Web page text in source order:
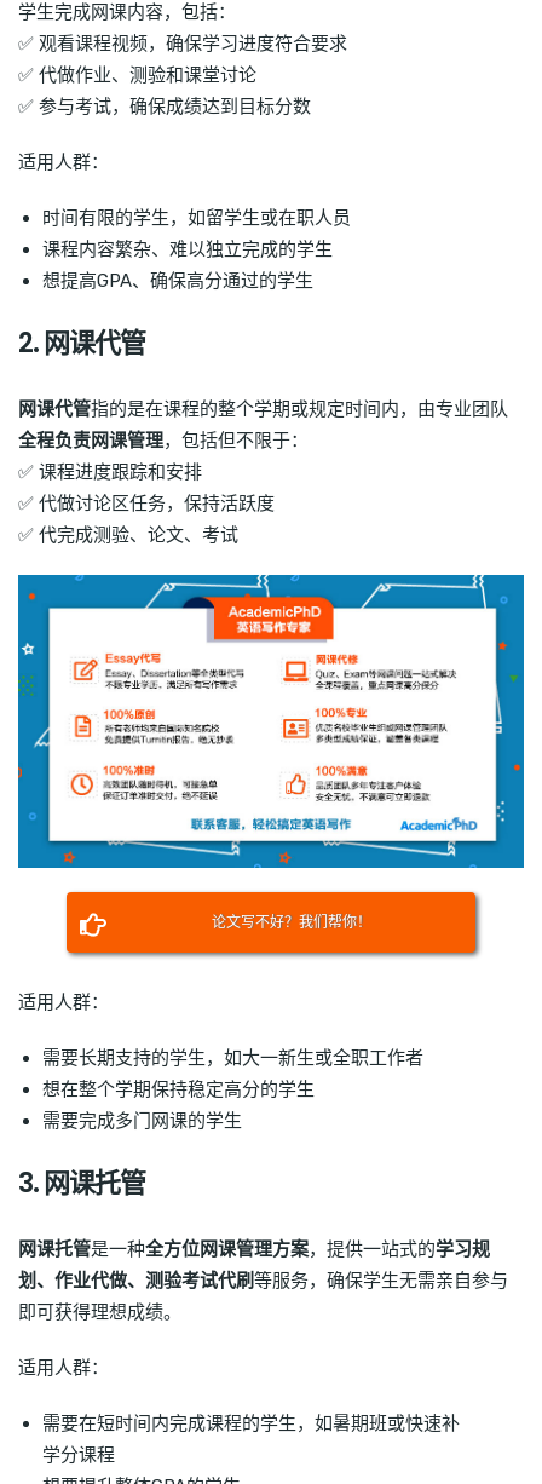
学生完成网课内容，包括：
✅ 观看课程视频，确保学习进度符合要求
✅ 代做作业、测验和课堂讨论
✅ 参与考试，确保成绩达到目标分数
适用人群：
时间有限的学生，如留学生或在职人员
课程内容繁杂、难以独立完成的学生
想提高GPA、确保高分通过的学生
2. 网课代管
网课代管指的是在课程的整个学期或规定时间内，由专业团队
全程负责网课管理，包括但不限于：
✅ 课程进度跟踪和安排
✅ 代做讨论区任务，保持活跃度
✅ 代完成测验、论文、考试
论文写不好？我们帮你！
适用人群：
需要长期支持的学生，如大一新生或全职工作者
想在整个学期保持稳定高分的学生
需要完成多门网课的学生
3. 网课托管
网课托管是一种全方位网课管理方案，提供一站式的学习规
划、作业代做、测验考试代刷等服务，确保学生无需亲自参与
即可获得理想成绩。
适用人群：
需要在短时间内完成课程的学生，如暑期班或快速补
学分课程